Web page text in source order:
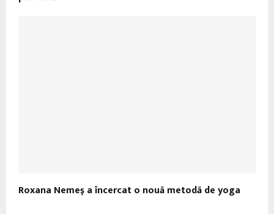
Roxana Nemeş a încercat o nouă metodă de yoga